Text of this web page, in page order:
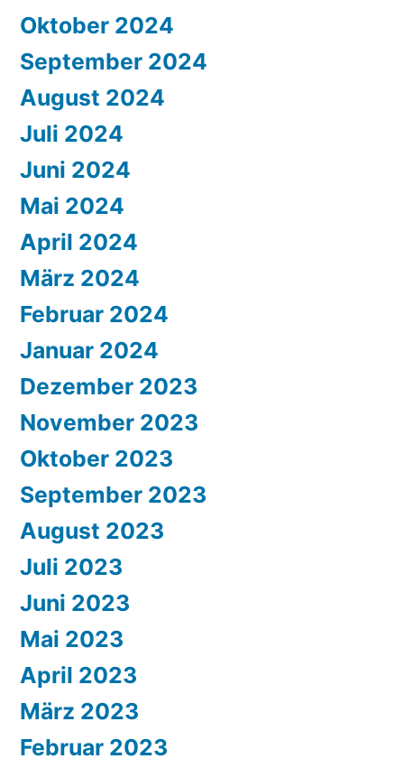
Oktober 2024
September 2024
August 2024
Juli 2024
Juni 2024
Mai 2024
April 2024
März 2024
Februar 2024
Januar 2024
Dezember 2023
November 2023
Oktober 2023
September 2023
August 2023
Juli 2023
Juni 2023
Mai 2023
April 2023
März 2023
Februar 2023